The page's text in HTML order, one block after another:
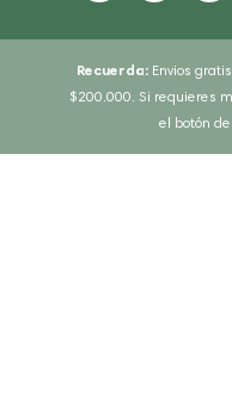
Recuerda: Envios
$200.000. Si requieres
el botón